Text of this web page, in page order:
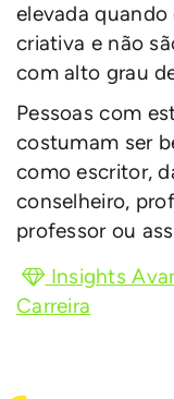
elevada
criativa e não
com alto grau
Pessoas com
costumam ser
como escritor,
conselheiro,
professor ou
Insights
Carreira